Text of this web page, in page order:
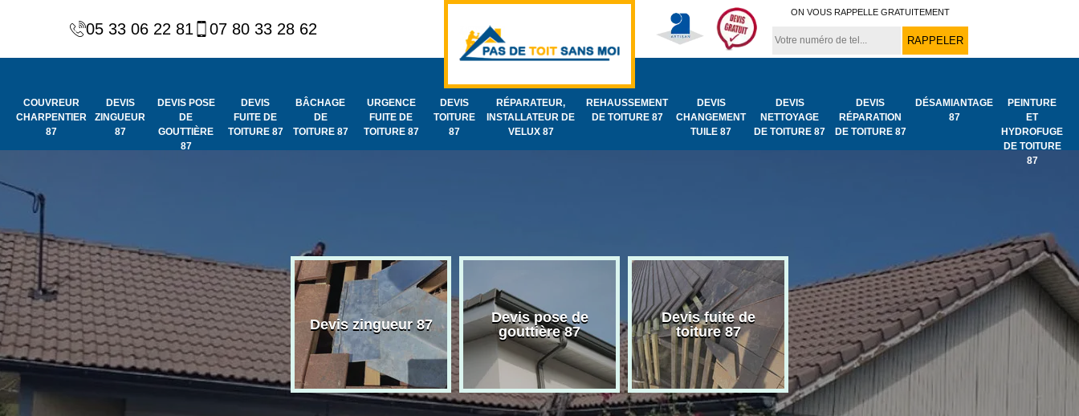
05 33 06 22 81 07 80 33 28 62
ON VOUS RAPPELLE GRATUITEMENT
COUVREUR
CHARPENTIER
87
DEVIS
ZINGUEUR
87
DEVIS POSE
DE
GOUTTIÈRE
87
DEVIS
FUITE DE
TOITURE 87
BÂCHAGE
DE
TOITURE 87
URGENCE
FUITE DE
TOITURE 87
DEVIS
TOITURE
87
RÉPARATEUR,
INSTALLATEUR DE
VELUX 87
REHAUSSEMENT
DE TOITURE 87
DEVIS
CHANGEMENT
TUILE 87
DEVIS
NETTOYAGE
DE TOITURE 87
DEVIS
RÉPARATION
DE TOITURE 87
DÉSAMIANTAGE
87
PEINTURE
ET
HYDROFUGE
DE TOITURE
87
et
de
toiture 87
Couvreur
charpentier 87
Devis zingueur 87
Devis pose de
gouttière 87
Devis fuite de
toiture 87
Bâchage de toiture
87
Urgence
toiture 87